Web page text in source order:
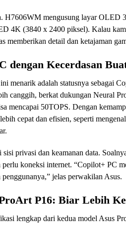
H7606WM mengusung layar OLED
4K (3840 x 2400 piksel). Kalau
detail dan ketajaman
dengan Kecerdasan
menarik adalah statusnya sebagai
canggih, berkat dukungan Neural
50TOPS. Dengan
cepat dan efisien, seperti
privasi dan keamanan data.
koneksi internet. “Copilot+ PC
jelas perwakilan Asus.
P16: Biar Lebih
lengkap dari kedua model Asus